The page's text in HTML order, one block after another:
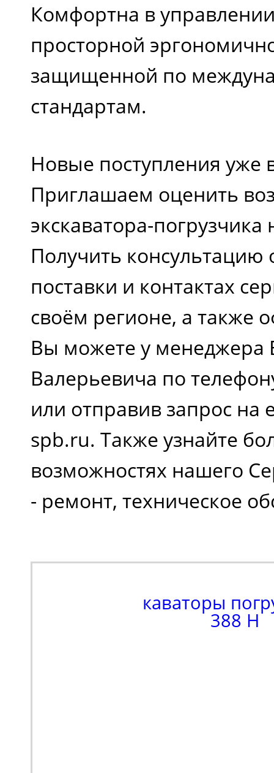
Комфортна в
просторной
защищенной по
стандартам.
Новые поступления уже
Приглашаем оценить
экскаватора-погрузчика
Получить консультацию
поставки и контактах
своём регионе, а также
Вы можете у менеджера
Валерьевича по
или отправив запрос на
spb.ru. Также узнайте
возможностях нашего
- ремонт, техническое